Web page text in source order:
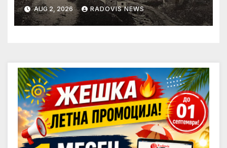
AUG 2, 2026 RADOVIS NEWS